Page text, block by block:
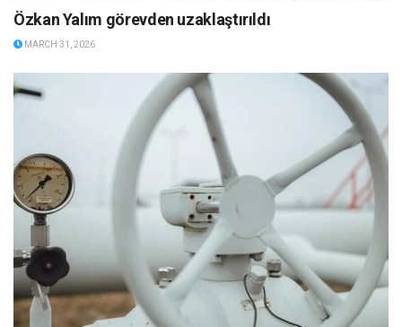
Özkan Yalım görevden uzaklaştırıldı
MARCH 31, 2026